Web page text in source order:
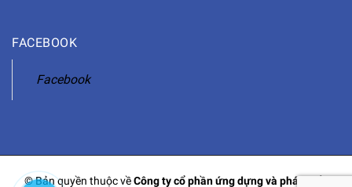
FACEBOOK
Facebook
© Bản quyền thuộc vềCông ty cổ phần ứng dựng và phát triển